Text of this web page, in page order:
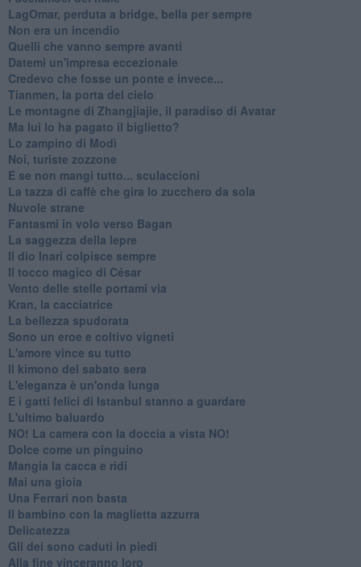
LagOmar, perduta a bridge, bella per sempre
Non era un incendio
Quelli che vanno sempre avanti
Datemi un'impresa eccezionale
Credevo che fosse un ponte e invece...
Tianmen, la porta del cielo
Le montagne di Zhangjiajie, il paradiso di Avatar
Ma lui lo ha pagato il biglietto?
Lo zampino di Modì
Noi, turiste zozzone
E se non mangi tutto... sculaccioni
La tazza di caffè che gira lo zucchero da sola
Nuvole strane
Fantasmi in volo verso Bagan
La saggezza della lepre
Il dio Inari colpisce sempre
Il tocco magico di César
Vento delle stelle portami via
Kran, la cacciatrice
La bellezza spudorata
Sono un eroe e coltivo vigneti
L'amore vince su tutto
Il kimono del sabato sera
L'eleganza è un'onda lunga
E i gatti felici di Istanbul stanno a guardare
L'ultimo baluardo
NO! La camera con la doccia a vista NO!
Dolce come un pinguino
Mangia la cacca e ridi
Mai una gioia
Una Ferrari non basta
Il bambino con la maglietta azzurra
Delicatezza
Gli dei sono caduti in piedi
Alla fine vinceranno loro